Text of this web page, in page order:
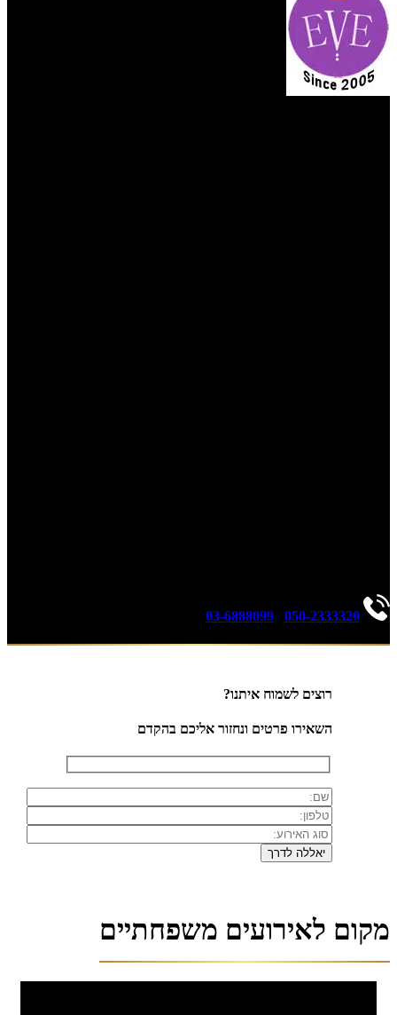
050-2333320
03-6888099
רוצים לשמוח איתנו?
השאירו פרטים ונחזור אליכם בהקדם
מקום לאירועים משפחתיים